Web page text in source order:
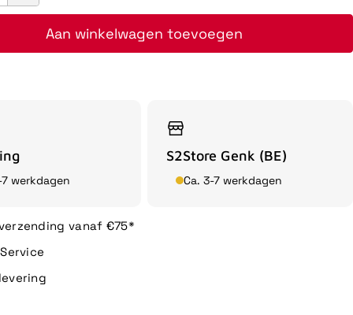
Aan winkelwagen toevoegen
7 werkdagen
S2Store Genk (BE)
Ca. 3-7 werkdagen
vanaf €75*